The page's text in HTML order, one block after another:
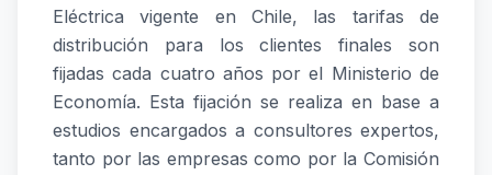
Eléctrica vigente en Chile, las tarifas de
distribución para los clientes finales son
fijadas cada cuatro años por el Ministerio de
Economía. Esta fijación se realiza en base a
estudios encargados a consultores expertos,
tanto por las empresas como por la Comisión